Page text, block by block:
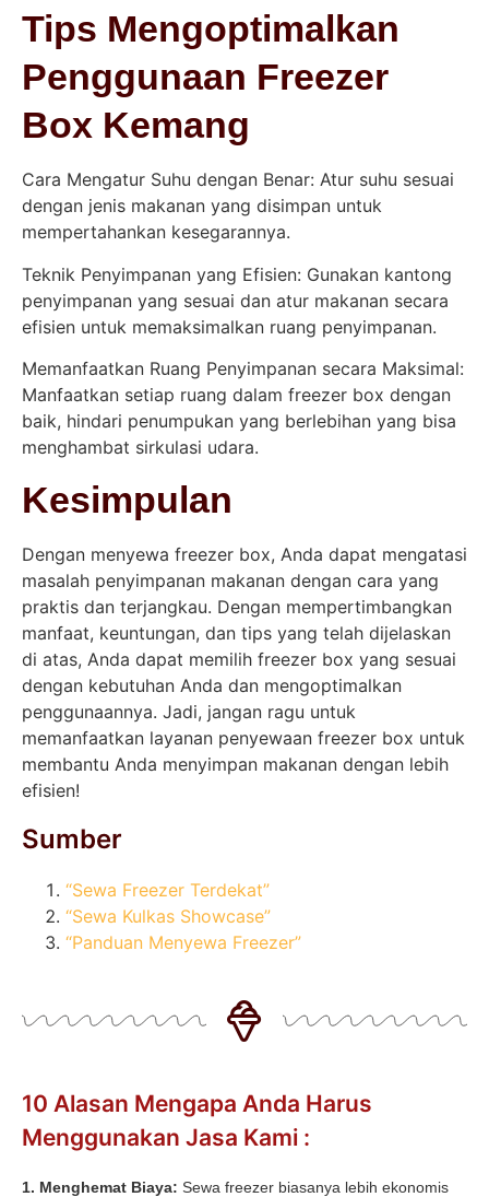
Tips Mengoptimalkan
Penggunaan Freezer
Box Kemang
Cara Mengatur Suhu dengan Benar: Atur suhu sesuai
dengan jenis makanan yang disimpan untuk
mempertahankan kesegarannya.
Teknik Penyimpanan yang Efisien: Gunakan kantong
penyimpanan yang sesuai dan atur makanan secara
efisien untuk memaksimalkan ruang penyimpanan.
Memanfaatkan Ruang Penyimpanan secara Maksimal:
Manfaatkan setiap ruang dalam freezer box dengan
baik, hindari penumpukan yang berlebihan yang bisa
menghambat sirkulasi udara.
Kesimpulan
Dengan menyewa freezer box, Anda dapat mengatasi
masalah penyimpanan makanan dengan cara yang
praktis dan terjangkau. Dengan mempertimbangkan
manfaat, keuntungan, dan tips yang telah dijelaskan
di atas, Anda dapat memilih freezer box yang sesuai
dengan kebutuhan Anda dan mengoptimalkan
penggunaannya. Jadi, jangan ragu untuk
memanfaatkan layanan penyewaan freezer box untuk
membantu Anda menyimpan makanan dengan lebih
efisien!
Sumber
“Sewa Freezer Terdekat”
“Sewa Kulkas Showcase”
“Panduan Menyewa Freezer”
10 Alasan Mengapa Anda Harus
Menggunakan Jasa Kami :
1. Menghemat Biaya: Sewa freezer biasanya lebih ekonomis